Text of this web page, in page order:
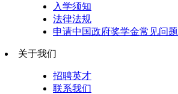
入学须知
法律法规
申请中国政府奖学金常见问题
关于我们
招聘英才
联系我们